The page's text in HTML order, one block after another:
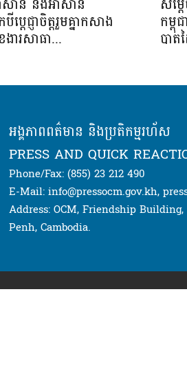
ប្តេជ្ញាចិត្តរួមគ្នាកសាង
ារសាធា...
កម្ពុ
បាត
អង្គភាពពត៌មាន និងប្រតិកម្មរហ័ស
PRESS AND QUICK
Phone/Fax: (855) 23 212 490
E-Mail: info@pressocm.gov.kh,
Address: OCM, Friendship
Penh, Cambodia.